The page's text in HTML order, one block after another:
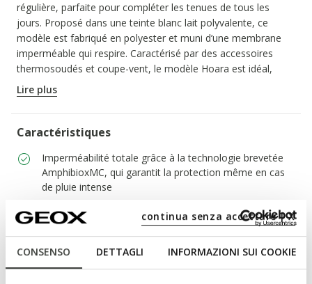
CONSENSO DETTAGLI INFORMAZIONI SUI COOKIE
continua senza accettare | X
régulière, parfaite pour compléter les tenues de tous les
jours. Proposé dans une teinte blanc lait polyvalente, ce
modèle est fabriqué en polyester et muni d’une membrane
imperméable qui respire. Caractérisé par des accessoires
thermosoudés et coupe-vent, le modèle Hoara est idéal,
même lors des jours de pluie.
CODE PRODUIT:
Lire plus
Caractéristiques
Imperméabilité totale grâce à la technologie brevetée
AmphibioxMC, qui garantit la protection même en cas
de pluie intense
Coupe régulière : coupe confortable qui s’adapte au
corps
Fermeture éclair à double curseur et boutons à
pression; Cordon coulissant intérieur réglable dans le